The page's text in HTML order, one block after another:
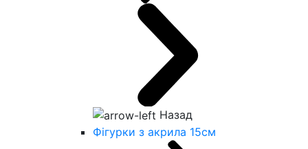
Назад
Фігурки з акрила 15см